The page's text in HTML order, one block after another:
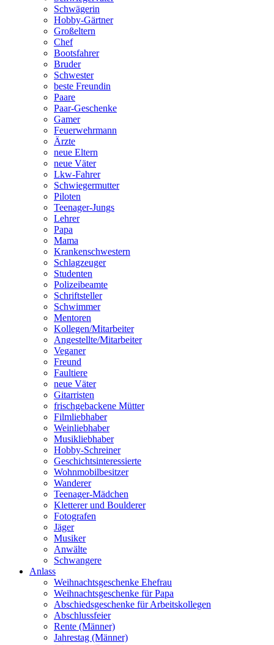
Schwägerin
Hobby-Gärtner
Großeltern
Chef
Bootsfahrer
Bruder
Schwester
beste Freundin
Paare
Paar-Geschenke
Gamer
Feuerwehrmann
Ärzte
neue Eltern
neue Väter
Lkw-Fahrer
Schwiegermutter
Piloten
Teenager-Jungs
Lehrer
Papa
Mama
Krankenschwestern
Schlagzeuger
Studenten
Polizeibeamte
Schriftsteller
Schwimmer
Mentoren
Kollegen/Mitarbeiter
Angestellte/Mitarbeiter
Veganer
Freund
Faultiere
neue Väter
Gitarristen
frischgebackene Mütter
Filmliebhaber
Weinliebhaber
Musikliebhaber
Hobby-Schreiner
Geschichtsinteressierte
Wohnmobilbesitzer
Wanderer
Teenager-Mädchen
Kletterer und Boulderer
Fotografen
Jäger
Musiker
Anwälte
Schwangere
Anlass
Weihnachtsgeschenke Ehefrau
Weihnachtsgeschenke für Papa
Abschiedsgeschenke für Arbeitskollegen
Abschlussfeier
Rente (Männer)
Jahrestag (Männer)